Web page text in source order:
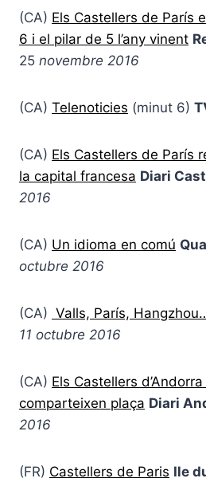
(CA) Els Castellers de París
6 i el pilar de 5 l’any vinent
25 novembre 2016
(CA) Telenoticies (minut 6)
(CA) Els Castellers de París
la capital francesa Diari
2016
(CA) Un idioma en comú
octubre 2016
(CA) Valls, París,
11 octubre 2016
(CA) Els Castellers
comparteixen plaça Diari
2016
(FR) Castellers de Paris Ile